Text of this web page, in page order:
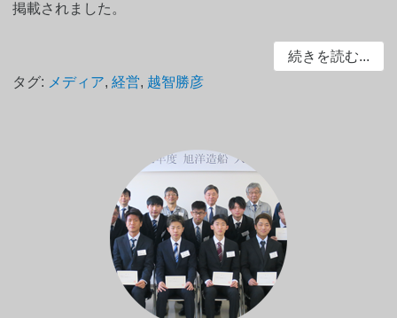
掲載されました。
続きを読む...
タグ: メディア,経営, 越智勝彦